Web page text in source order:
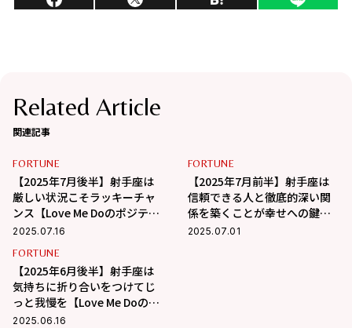
Related Article
関連記事
FORTUNE
【2025年7月後半】射手座は
厳しい状況こそラッキーチャ
ンス【Love Me Doのポジティ
ブ星占い】
2025.07.16
FORTUNE
【2025年7月前半】射手座は
信頼できる人と徹底的深い関
係を築くことが幸せへの鍵
【Love Me Doのポジティブ星
2025.07.01
FORTUNE
【2025年6月後半】射手座は
気持ちに折り合いをつけてじ
っと我慢を【Love Me Doのポ
ジティブ星占い】
2025.06.16